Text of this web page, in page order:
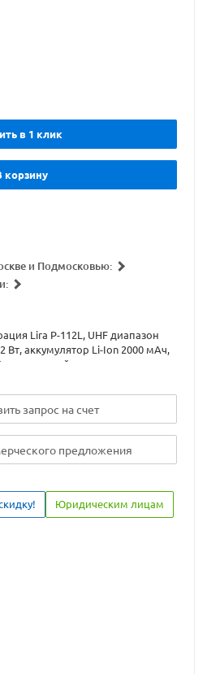
в 1 клик
корзину
и Подмосковью:
Lira P-112L, UHF диапазон
Вт, аккумулятор Li-Ion 2000 мАч,
шумоподавитель,
CTCSS/DCS.
запрос на счет
предложения
Юридическим лицам